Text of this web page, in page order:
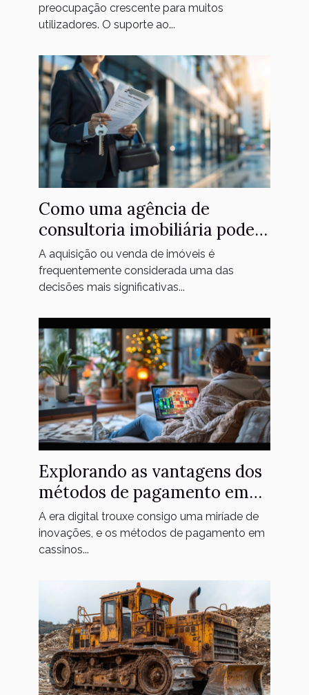
preocupação crescente para muitos
utilizadores. O suporte ao...
Como uma agência de
consultoria imobiliária pode
facilitar a compra e venda de
imóveis
A aquisição ou venda de imóveis é
frequentemente considerada uma das
decisões mais significativas...
Explorando as vantagens dos
métodos de pagamento em
cassinos online
A era digital trouxe consigo uma miríade de
inovações, e os métodos de pagamento em
cassinos...